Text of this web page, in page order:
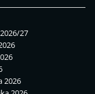
27
2026